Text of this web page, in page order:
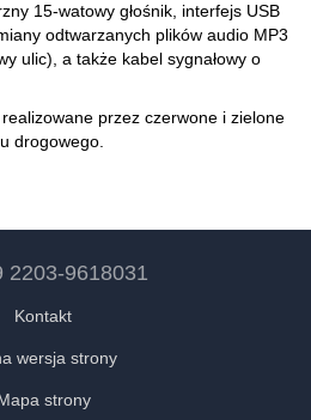
15-watowy głośnik, interfejs USB
odtwarzanych plików audio MP3
ulic), a także kabel sygnałowy o
przez czerwone i zielone
drogowego.
2203-9618031
Kontakt
wersja strony
strony